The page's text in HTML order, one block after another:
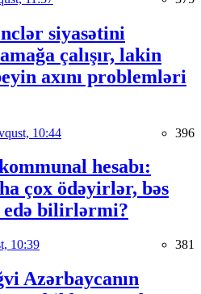
siyasətini
çalışır, lakin
axını problemləri
10:44 396
hesabı:
çox ödəyirlər, bəs
edə bilirlərmi?
10:39 381
Azərbaycanın